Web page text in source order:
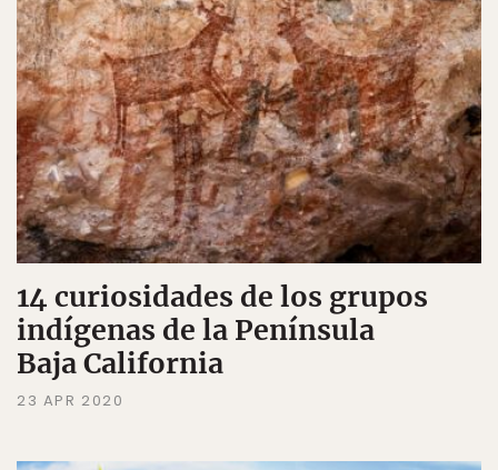
14 curiosidades de los grupos
indígenas de la Península
Baja California
23 APR 2020